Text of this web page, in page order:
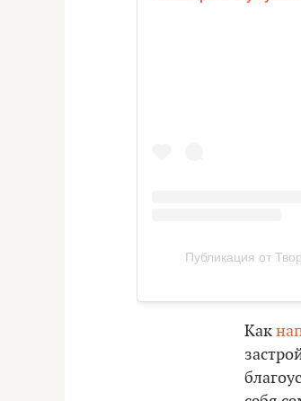
Публикация от
Как